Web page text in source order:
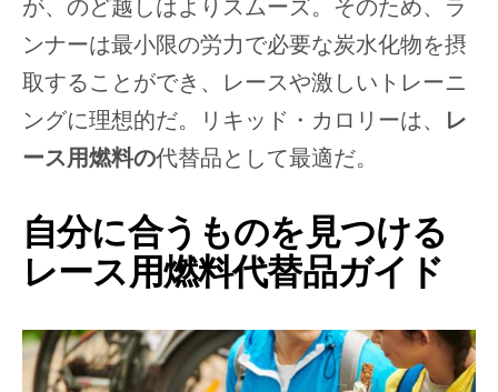
が、のど越しはよりスムーズ。そのため、ラ
ンナーは最小限の労力で必要な炭水化物を摂
取することができ、レースや激しいトレーニ
ングに理想的だ。リキッド・カロリーは、
レ
ース用燃料の代替品として最適だ。
自分に合うものを見つける
レース用燃料代替品ガイド